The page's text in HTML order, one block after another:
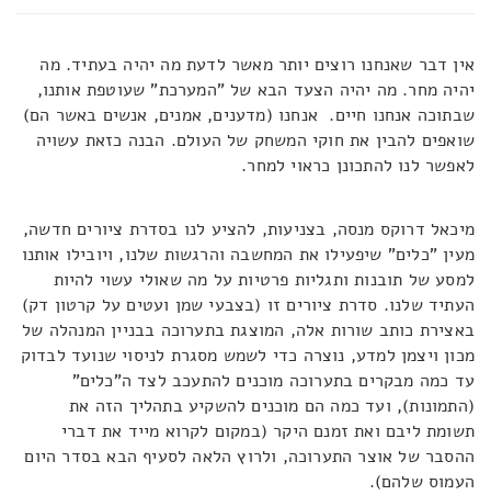
אין דבר שאנחנו רוצים יותר מאשר לדעת מה יהיה בעתיד. מה
יהיה מחר. מה יהיה הצעד הבא של "המערכת" שעוטפת אותנו,
שבתוכה אנחנו חיים. אנחנו (מדענים, אמנים, אנשים באשר הם)
שואפים להבין את חוקי המשחק של העולם. הבנה כזאת עשויה
לאפשר לנו להתכונן כראוי למחר.
מיכאל דרוקס מנסה, בצניעות, להציע לנו בסדרת ציורים חדשה,
מעין "כלים" שיפעילו את המחשבה והרגשות שלנו, ויובילו אותנו
למסע של תובנות ותגליות פרטיות על מה שאולי עשוי להיות
העתיד שלנו. סדרת ציורים זו (בצבעי שמן ועטים על קרטון דק)
באצירת כותב שורות אלה, המוצגת בתערוכה בבניין המנהלה של
מכון ויצמן למדע, נוצרה כדי לשמש מסגרת לניסוי שנועד לבדוק
עד כמה מבקרים בתערוכה מוכנים להתעכב לצד ה"כלים"
(התמונות), ועד כמה הם מוכנים להשקיע בתהליך הזה את
תשומת ליבם ואת זמנם היקר (במקום לקרוא מייד את דברי
ההסבר של אוצר התערוכה, ולרוץ הלאה לסעיף הבא בסדר היום
העמוס שלהם).